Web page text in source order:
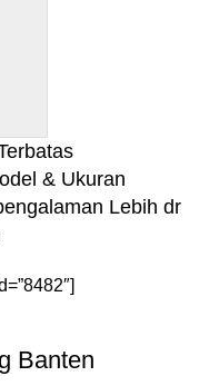
& Ukuran
Lebih dr
Banten